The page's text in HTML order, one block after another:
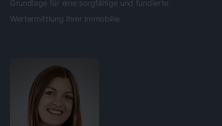
Grundlage für eine sorgfältige und fundierte
Wertermittlung Ihrer Immobilie.